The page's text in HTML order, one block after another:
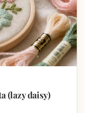
(lazy daisy)